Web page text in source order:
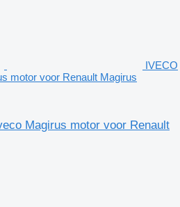
IVECO
motor voor Renault Magirus
Magirus motor voor Renault